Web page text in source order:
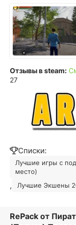
Отзывы в steam:
27
Списки:
Лучшие игры с
место)
, Лучшие Экшены
RePack от